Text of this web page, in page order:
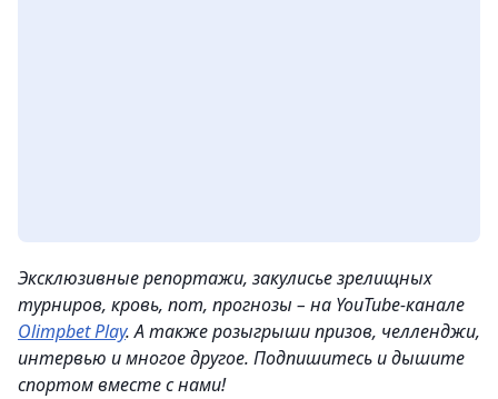
Эксклюзивные репортажи, закулисье зрелищных
турниров, кровь, пот, прогнозы – на YouTube-канале
Olimpbet Play. А также розыгрыши призов, челленджи,
интервью и многое другое. Подпишитесь и дышите
спортом вместе с нами!